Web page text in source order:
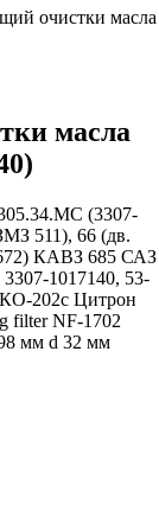
очистки масла
масла
(3307-
511), 66 (дв.
КАВЗ 685 САЗ
1017140, 53-
202с Цитрон
NF-1702
мм d 32 мм